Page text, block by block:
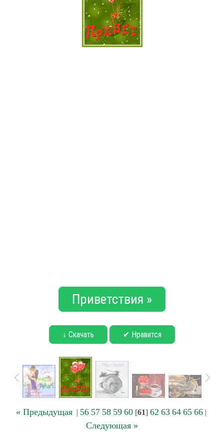
Приветствия »
↓ Скачать ✔ Нравится
« Предыдущая| 56 57 58 59 60[61] 62 63 64 65 66|
Следующая »